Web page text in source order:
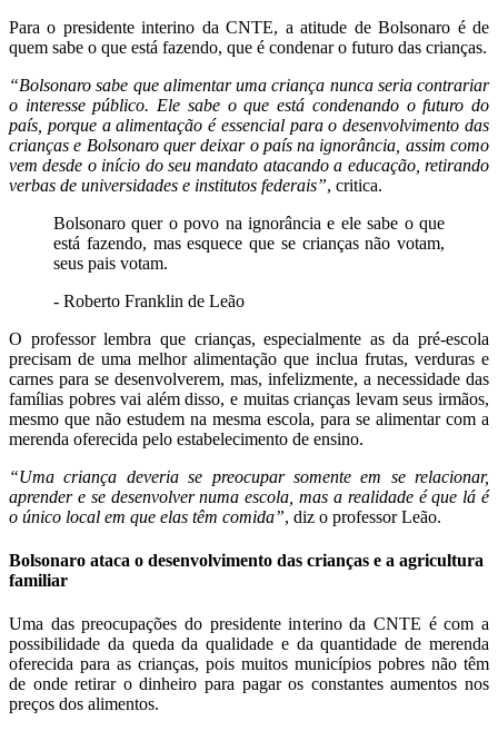
Para o presidente interino da CNTE, a atitude de Bolsonaro é de
quem sabe o que está fazendo, que é condenar o futuro das crianças.
“Bolsonaro sabe que alimentar uma criança nunca seria contrariar
o interesse público. Ele sabe o que está condenando o futuro do
país, porque a alimentação é essencial para o desenvolvimento das
crianças e Bolsonaro quer deixar o país na ignorância, assim como
vem desde o início do seu mandato atacando a educação, retirando
verbas de universidades e institutos federais”, critica.
Bolsonaro quer o povo na ignorância e ele sabe o que
está fazendo, mas esquece que se crianças não votam,
seus pais votam.
- Roberto Franklin de Leão
O professor lembra que crianças, especialmente as da pré-escola
precisam de uma melhor alimentação que inclua frutas, verduras e
carnes para se desenvolverem, mas, infelizmente, a necessidade das
famílias pobres vai além disso, e muitas crianças levam seus irmãos,
mesmo que não estudem na mesma escola, para se alimentar com a
merenda oferecida pelo estabelecimento de ensino.
“Uma criança deveria se preocupar somente em se relacionar,
aprender e se desenvolver numa escola, mas a realidade é que lá é
o único local em que elas têm comida”, diz o professor Leão.
Bolsonaro ataca o desenvolvimento das crianças e a agricultura
familiar
Uma das preocupações do presidente interino da CNTE é com a
possibilidade da queda da qualidade e da quantidade de merenda
oferecida para as crianças, pois muitos municípios pobres não têm
de onde retirar o dinheiro para pagar os constantes aumentos nos
preços dos alimentos.